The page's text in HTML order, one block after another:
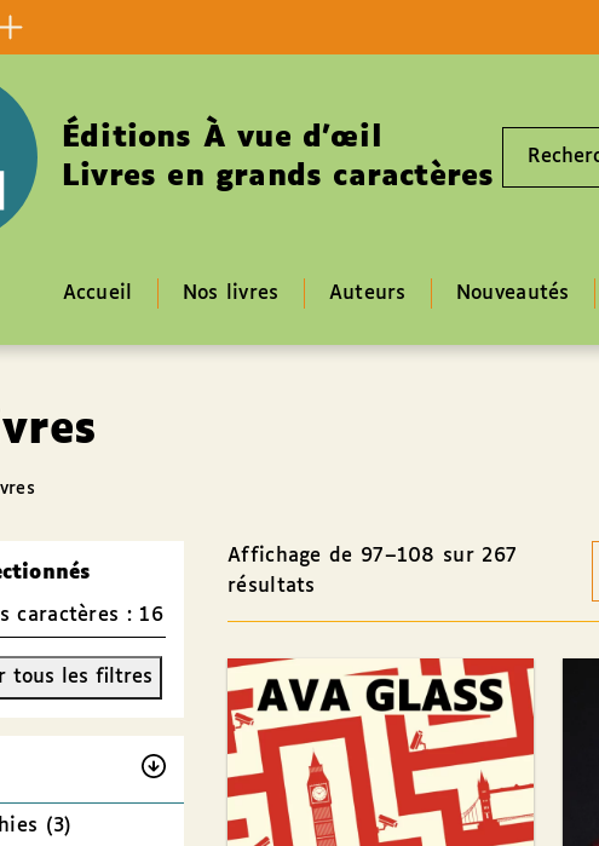
Éditions À vue d’œil
Livres en grands caractères livre,
Accueil Nos livres Auteurs Nouveautés
caractères : 16
tous les filtres
(3)
Affichage de 97–108 sur 267
résultats